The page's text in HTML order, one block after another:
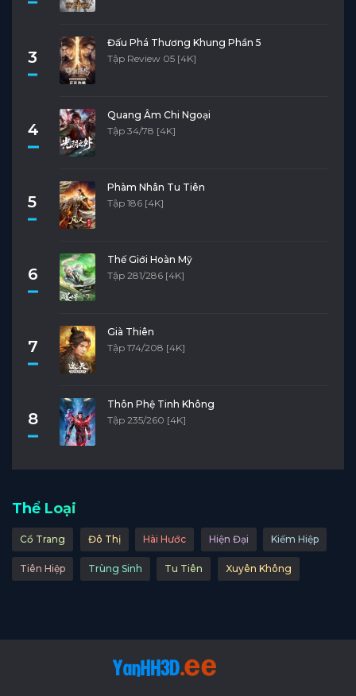
3
Đấu Phá Thương Khung Phần 5
Tập Review 05 [4K]
4
Quang Âm Chi Ngoại
Tập 34/78 [4K]
5
Phàm Nhân Tu Tiên
Tập 186 [4K]
6
Thế Giới Hoàn Mỹ
Tập 281/286 [4K]
7
Già Thiên
Tập 174/208 [4K]
8
Thôn Phệ Tinh Không
Tập 235/260 [4K]
Thể Loại
Cổ Trang Đô Thị Hài Hước Hiện Đại Kiếm Hiệp
Tiên Hiệp Trùng Sinh Tu Tiên Xuyên Không